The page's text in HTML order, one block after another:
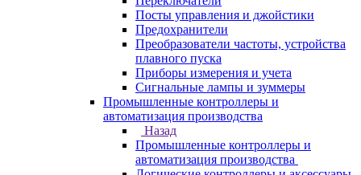
Посты управления и джойстики
Предохранители
Преобразователи частоты, устройства
плавного пуска
Приборы измерения и учета
Сигнальные лампы и зуммеры
Промышленные контроллеры и
автоматизация производства
Назад
Промышленные контроллеры и
автоматизация производства